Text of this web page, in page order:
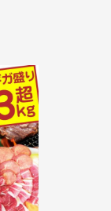
ラ
ぶ